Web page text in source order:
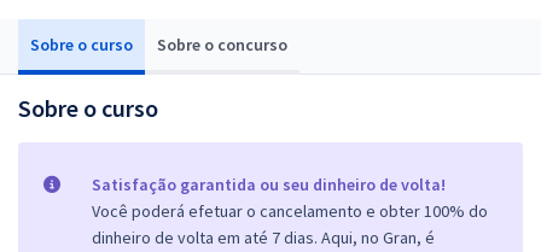
Sobre o curso Sobre o concurso
Sobre o curso
Satisfação garantida ou seu dinheiro de volta!
Você poderá efetuar o cancelamento e obter 100% do
dinheiro de volta em até 7 dias. Aqui, no Gran, é